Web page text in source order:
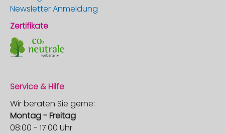
Newsletter Anmeldung
Zertifikate
Service & Hilfe
Wir beraten Sie gerne:
Montag - Freitag
08:00 - 17:00 Uhr